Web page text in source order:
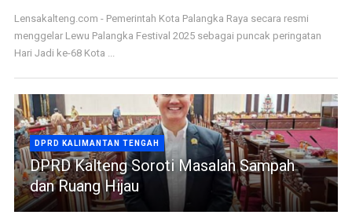
Lensakalteng.com - Pemerintah Kota Palangka Raya secara resmi
menggelar Lewu Palangka Festival 2025 sebagai puncak peringatan
Hari Jadi ke-68 Kota ...
DPRD KALIMANTAN TENGAH
DPRD Kalteng Soroti Masalah Sampah
dan Ruang Hijau